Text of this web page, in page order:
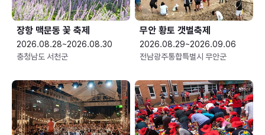
장항 맥문동 꽃 축제
2026.08.28~2026.08.30
충청남도 서천군
무안 황토 갯벌축제
2026.08.29~2026.09.06
전남광주통합특별시 무안군